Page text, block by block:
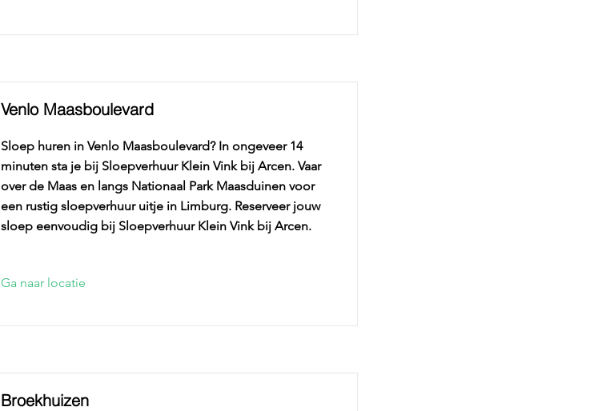
Venlo Maasboulevard
Sloep huren in Venlo Maasboulevard? In ongeveer 14
minuten sta je bij Sloepverhuur Klein Vink bij Arcen. Vaar
over de Maas en langs Nationaal Park Maasduinen voor
een rustig sloepverhuur uitje in Limburg. Reserveer jouw
sloep eenvoudig bij Sloepverhuur Klein Vink bij Arcen.
Ga naar locatie
Broekhuizen